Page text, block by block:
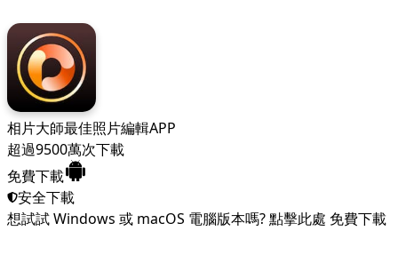
相片大師最佳照片編輯APP
超過9500萬次下載
免費下載
安全下載
想試試 Windows 或 macOS 電腦版本嗎?點擊此處 免費下載